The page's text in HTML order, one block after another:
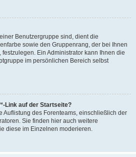
Benutzergruppe sind, dient die
sowie den Gruppenrang, der bei Ihnen
Ein Administrator kann Ihnen die
im persönlichen Bereich selbst
Link auf der Startseite?
Auflistung des Forenteams, einschließlich der
Sie finden hier auch weitere
diese im Einzelnen moderieren.